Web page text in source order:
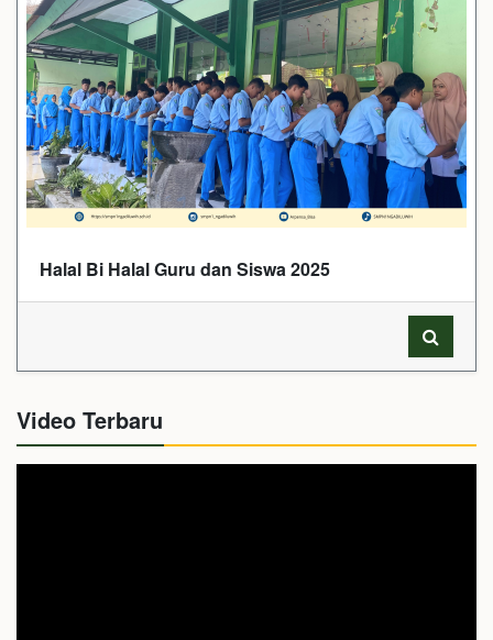
Halal Bi Halal Guru dan Siswa 2025
Video Terbaru